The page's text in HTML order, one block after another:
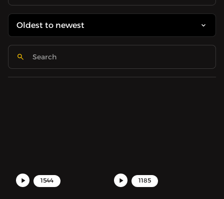
1544 1185